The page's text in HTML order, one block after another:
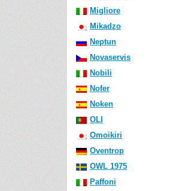
Migliore
Mikadzo
Neptun
Novaservis
Nobili
Nofer
Noken
OLI
Omoikiri
Oventrop
OWL 1975
Paffoni